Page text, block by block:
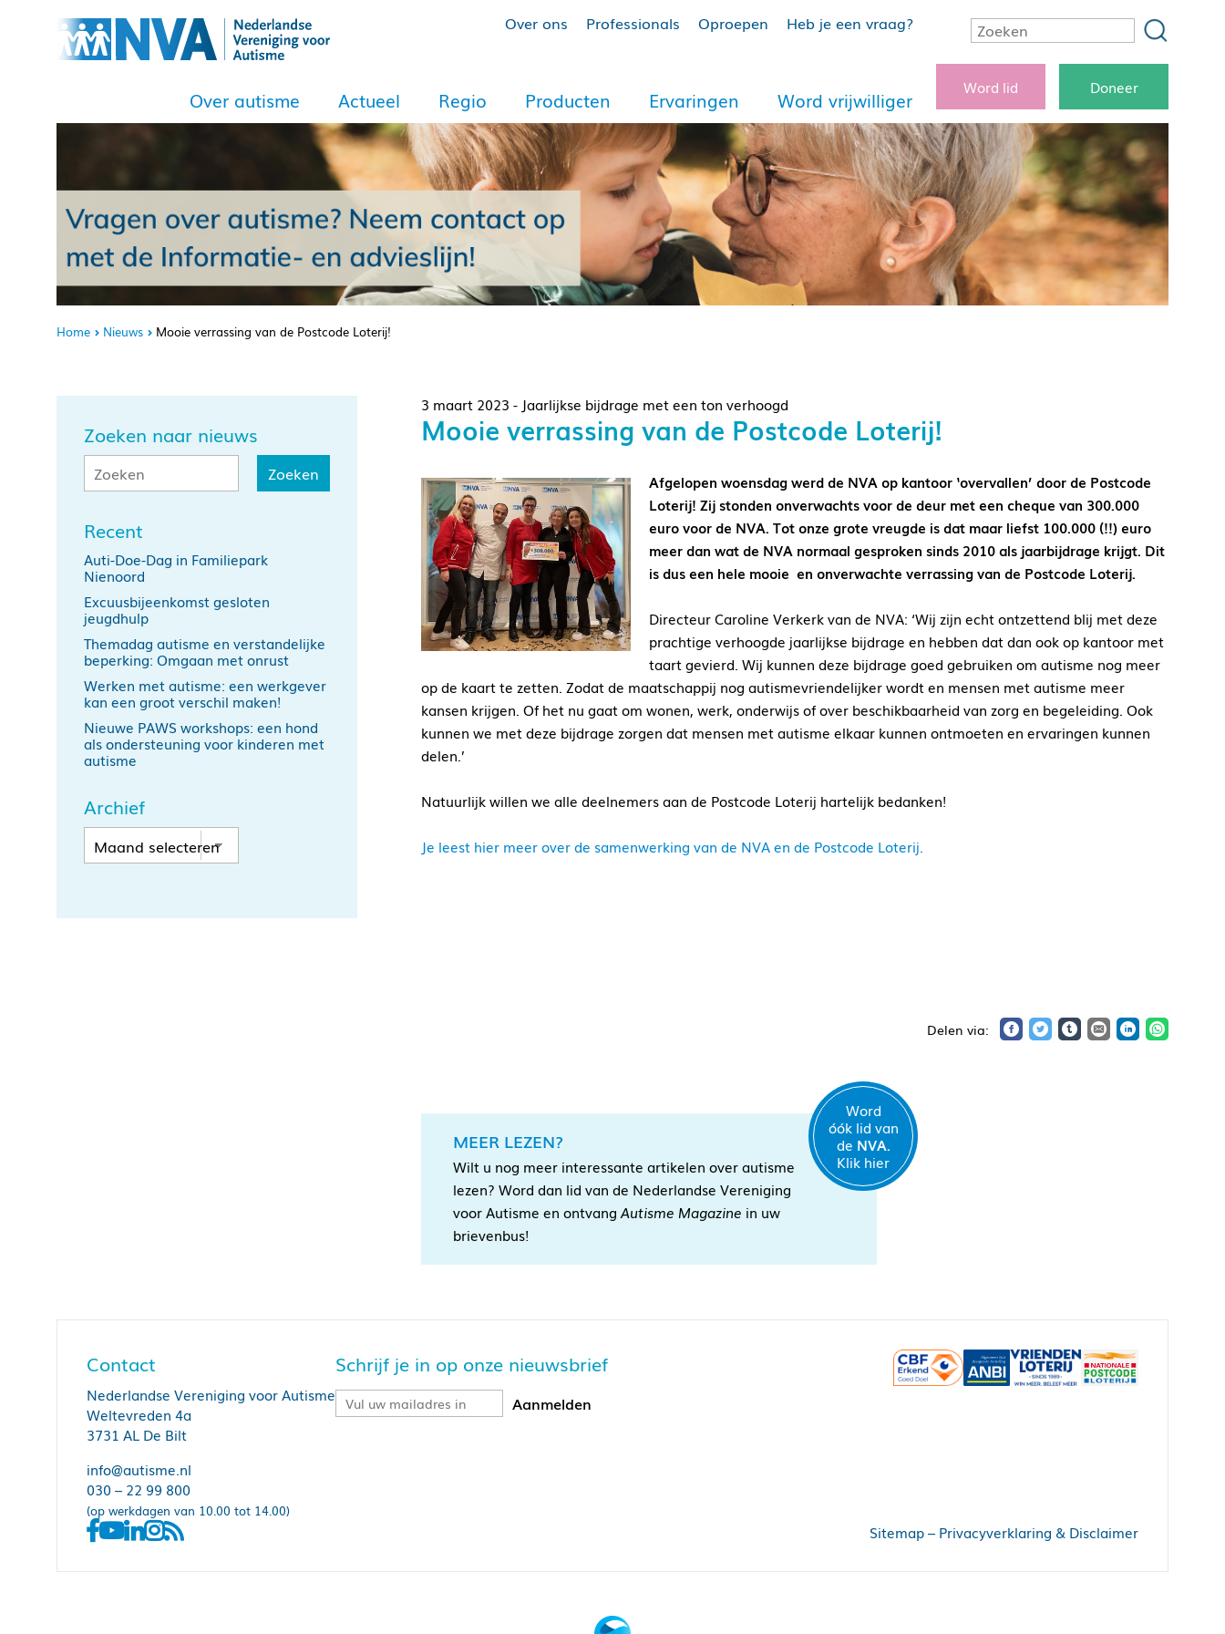
Over ons Professionals Oproepen Heb je een vraag?
Over autisme Actueel Regio Producten Ervaringen Word vrijwilliger
Word lid Doneer
Home Nieuws Mooie verrassing van de Postcode Loterij!
Zoeken naar nieuws
Recent
Auti-Doe-Dag in Familiepark
Nienoord
Excuusbijeenkomst gesloten
jeugdhulp
Themadag autisme en verstandelijke
beperking: Omgaan met onrust
Werken met autisme: een werkgever
kan een groot verschil maken!
Nieuwe PAWS workshops: een hond
als ondersteuning voor kinderen met
autisme
Archief
3 maart 2023 - Jaarlijkse bijdrage met een ton verhoogd
Mooie verrassing van de Postcode Loterij!
Afgelopen woensdag werd de NVA op kantoor ‘overvallen’ door de Postcode
Loterij! Zij stonden onverwachts voor de deur met een cheque van 300.000
euro voor de NVA. Tot onze grote vreugde is dat maar liefst 100.000 (!!) euro
meer dan wat de NVA normaal gesproken sinds 2010 als jaarbijdrage krijgt. Dit
is dus een hele mooie en onverwachte verrassing van de Postcode Loterij.
Directeur Caroline Verkerk van de NVA: ‘Wij zijn echt ontzettend blij met deze
prachtige verhoogde jaarlijkse bijdrage en hebben dat dan ook op kantoor met
taart gevierd. Wij kunnen deze bijdrage goed gebruiken om autisme nog meer
op de kaart te zetten. Zodat de maatschappij nog autismevriendelijker wordt en mensen met autisme meer
kansen krijgen. Of het nu gaat om wonen, werk, onderwijs of over beschikbaarheid van zorg en begeleiding. Ook
kunnen we met deze bijdrage zorgen dat mensen met autisme elkaar kunnen ontmoeten en ervaringen kunnen
delen.’
Natuurlijk willen we alle deelnemers aan de Postcode Loterij hartelijk bedanken!
Je leest hier meer over de samenwerking van de NVA en de Postcode Loterij.
MEER LEZEN?
Wilt u nog meer interessante artikelen over autisme
lezen? Word dan lid van de Nederlandse Vereniging
voor Autisme en ontvang Autisme Magazine in uw
brievenbus!
Word
óók lid van
de NVA.
Klik hier
Contact
Nederlandse Vereniging voor Autisme
Weltevreden 4a
3731 AL De Bilt
info@autisme.nl
030 – 22 99 800
(op werkdagen van 10.00 tot 14.00)
Schrijf je in op onze nieuwsbrief
Sitemap– Privacyverklaring & Disclaimer